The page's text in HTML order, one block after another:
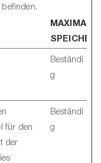
MAXIMALE
Beständi
g
für den
der
Beständi
g